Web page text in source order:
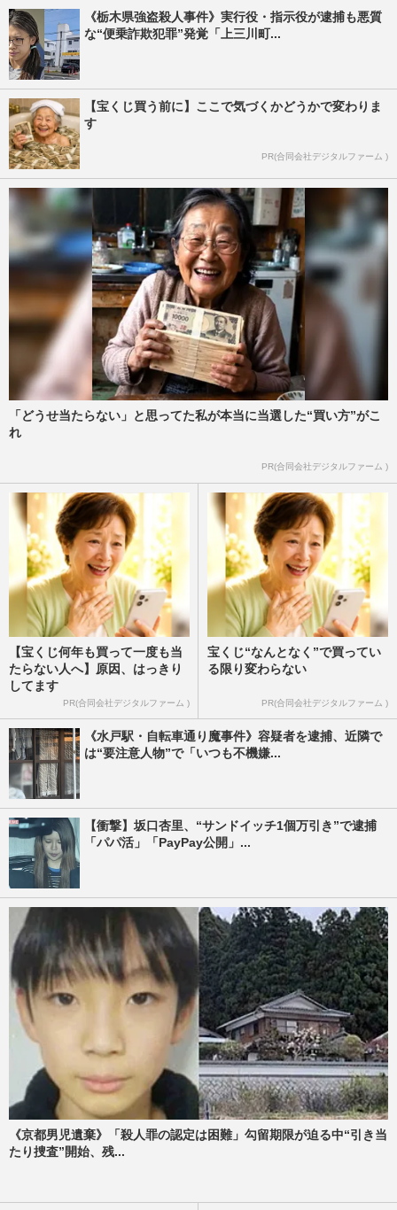
《栃木県強盗殺人事件》実行役・指示役が逮捕も悪質
な“便乗詐欺犯罪”発覚「上三川町...
【宝くじ買う前に】ここで気づくかどうかで変わりま
す
PR(合同会社デジタルファーム )
「どうせ当たらない」と思ってた私が本当に当選した“買い方”がこ
れ
PR(合同会社デジタルファーム )
【宝くじ何年も買って一度も当
たらない人へ】原因、はっきり
してます
PR(合同会社デジタルファーム )
宝くじ“なんとなく”で買ってい
る限り変わらない
PR(合同会社デジタルファーム )
《水戸駅・自転車通り魔事件》容疑者を逮捕、近隣で
は“要注意人物”で「いつも不機嫌...
【衝撃】坂口杏里、“サンドイッチ1個万引き”で逮捕
「パパ活」「PayPay公開」...
《京都男児遺棄》「殺人罪の認定は困難」勾留期限が迫る中“引き当
たり捜査”開始、残...